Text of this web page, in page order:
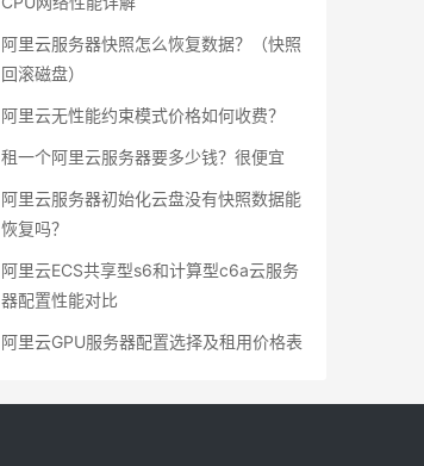
阿里云服务器快照怎么恢复数据？（快照
回滚磁盘）
阿里云无性能约束模式价格如何收费？
租一个阿里云服务器要多少钱？很便宜
阿里云服务器初始化云盘没有快照数据能
恢复吗？
阿里云ECS共享型s6和计算型c6a云服务
器配置性能对比
阿里云GPU服务器配置选择及租用价格表